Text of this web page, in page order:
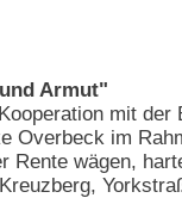
Armut"
mit
Overbeck im
Rente wägen,